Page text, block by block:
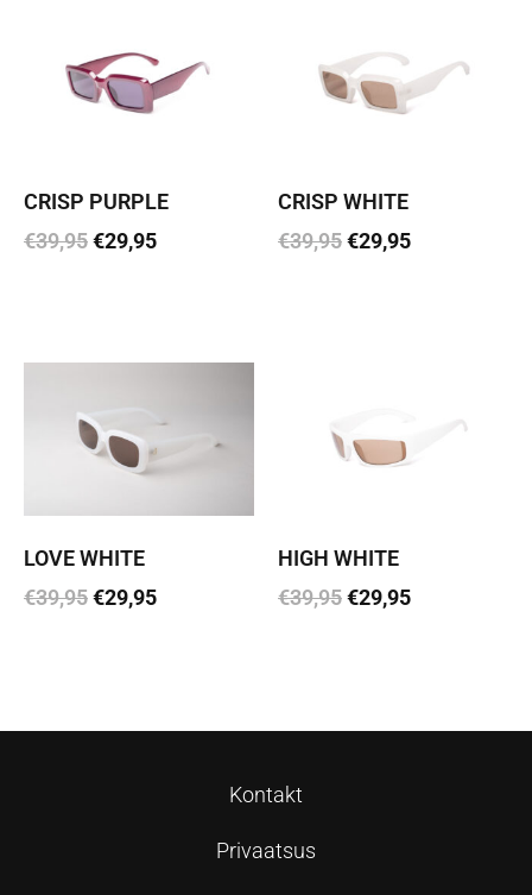
CRISP PURPLE
€39,95€29,95
CRISP WHITE
€39,95€29,95
LOVE WHITE
€39,95€29,95
HIGH WHITE
€39,95€29,95
Kontakt
Privaatsus